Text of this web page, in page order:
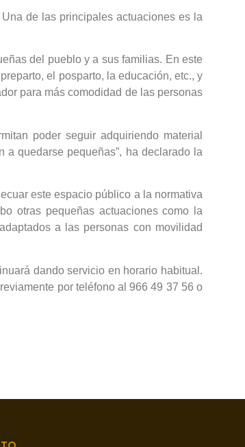
de las principales actuaciones es la
del pueblo y a sus familias. En este
el posparto, la educación, etc., y
para más comodidad de las personas
poder seguir adquiriendo material
a quedarse pequeñas”, ha declarado la
este espacio público a la normativa
otras pequeñas actuaciones como la
a las personas con movilidad
dando servicio en horario habitual.
por teléfono al 966 49 37 56 o